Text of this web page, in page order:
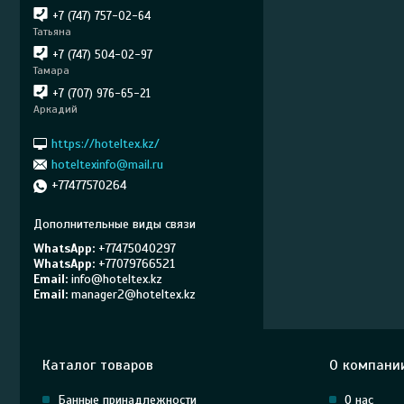
+7 (747) 757-02-64
Татьяна
+7 (747) 504-02-97
Тамара
+7 (707) 976-65-21
Аркадий
https://hoteltex.kz/
hoteltexinfo@mail.ru
+77477570264
WhatsApp +77475040297
WhatsApp +77079766521
Email info@hoteltex.kz
Email manager2@hoteltex.kz
Каталог товаров
Банные принадлежности
О
О нас